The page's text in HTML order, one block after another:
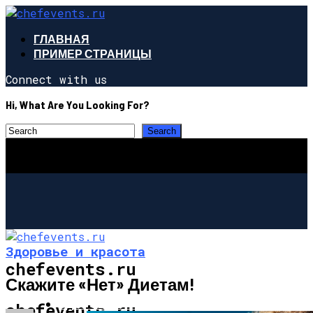
ГЛАВНАЯ
ПРИМЕР СТРАНИЦЫ
Connect with us
Hi, What Are You Looking For?
chefevents.ru
ЗДОРОВЬЕ И КРАСОТА
Здоровье и красота
Скажите «нет» Диетам!